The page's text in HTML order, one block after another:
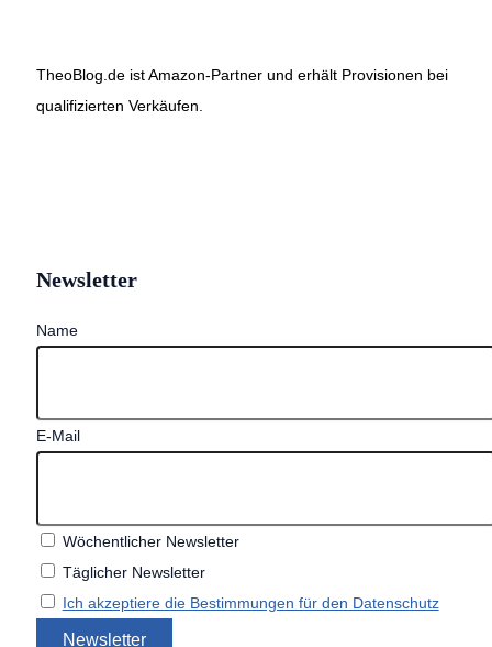
TheoBlog.de ist Amazon-Partner und erhält Provisionen bei
qualifizierten Verkäufen.
Newsletter
Name
E-Mail
Wöchentlicher Newsletter
Täglicher Newsletter
Ich akzeptiere die Bestimmungen für den Datenschutz